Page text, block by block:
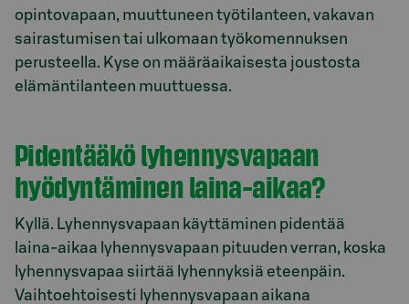
opintovapaan, muuttuneen työtilanteen, vakavan
sairastumisen tai ulkomaan työkomennuksen
perusteella. Kyse on määräaikaisesta joustosta
elämäntilanteen muuttuessa.
Pidentääkö lyhennysvapaan
hyödyntäminen laina-aikaa?
Kyllä. Lyhennysvapaan käyttäminen pidentää
laina‑aikaa lyhennysvapaan pituuden verran, koska
lyhennysvapaa siirtää lyhennyksiä eteenpäin.
Vaihtoehtoisesti lyhennysvapaan aikana